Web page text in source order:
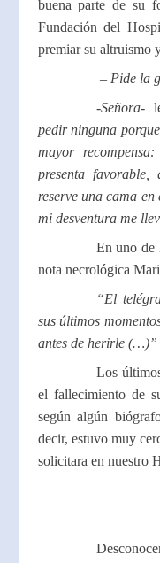
buena parte de su
Fundación del
premiar su altruismo
– Pide la
-Señora-
pedir ninguna
mayor
presenta
reserve una cama
mi desventura me
En uno de
nota necrológica
“El
sus últimos
antes de herirle (…)”
Los
el fallecimiento de
según algún
decir, estuvo muy
solicitara en nuestro